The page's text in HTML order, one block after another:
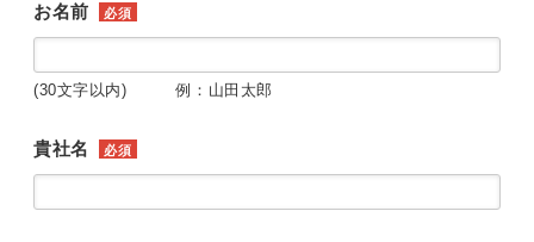
お名前 必須
(30文字以内) 例：山田太郎
貴社名 必須